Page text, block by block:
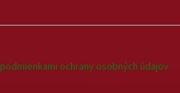
v
y
v
podmienkami ochrany osobných údajov